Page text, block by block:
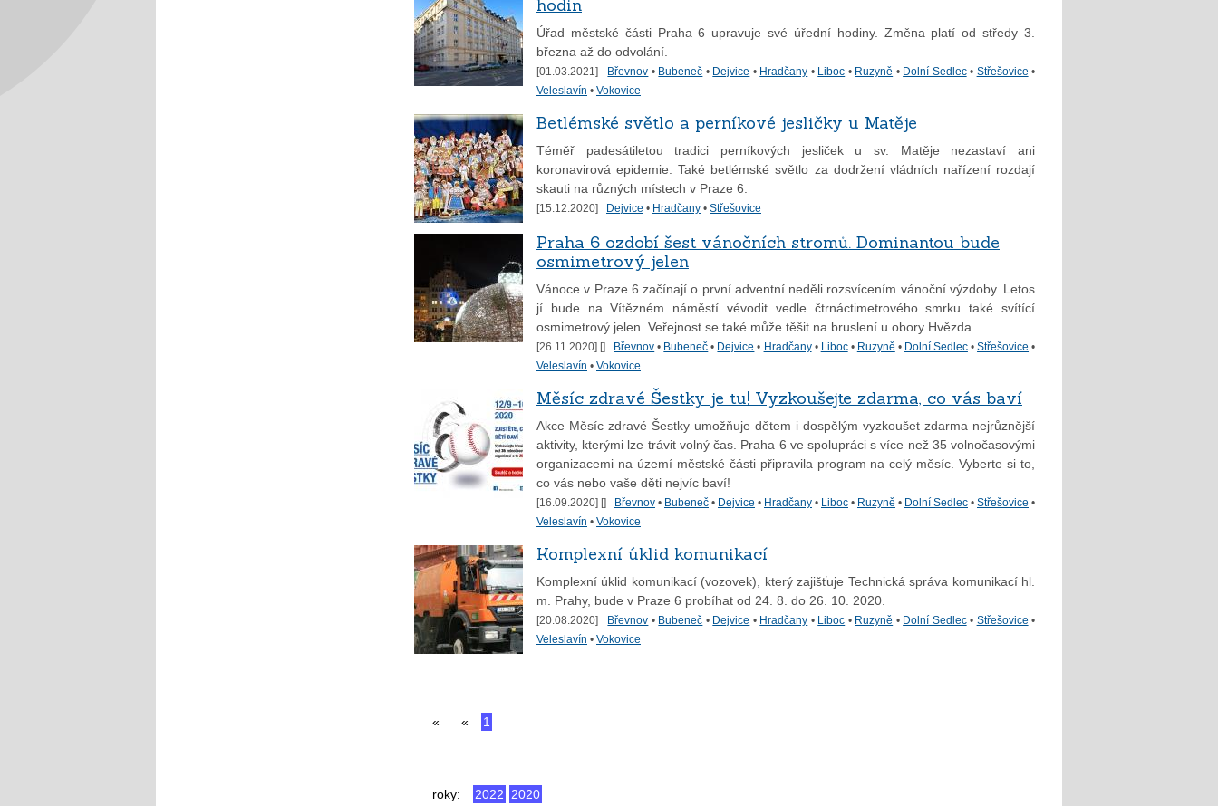
hodin
Úřad městské části Praha 6 upravuje své úřední hodiny. Změna platí od středy 3.
března až do odvolání.
[01.03.2021] Břevnov • Bubeneč • Dejvice • Hradčany • Liboc • Ruzyně • Dolní Sedlec• Střešovice •
Veleslavín • Vokovice
Betlémské světlo a perníkové jesličky u Matěje
Téměř padesátiletou tradici perníkových jesliček u sv. Matěje nezastaví ani
koronavirová epidemie. Také betlémské světlo za dodržení vládních nařízení rozdají
skauti na různých místech v Praze 6.
[15.12.2020] Dejvice • Hradčany • Střešovice
Praha 6 ozdobí šest vánočních stromů. Dominantou bude
osmimetrový jelen
Vánoce v Praze 6 začínají o první adventní neděli rozsvícením vánoční výzdoby. Letos
jí bude na Vítězném náměstí vévodit vedle čtrnáctimetrového smrku také svítící
osmimetrový jelen. Veřejnost se také může těšit na bruslení u obory Hvězda.
[26.11.2020] [] Břevnov • Bubeneč • Dejvice • Hradčany• Liboc• Ruzyně • Dolní Sedlec•Střešovice •
Veleslavín • Vokovice
Měsíc zdravé Šestky je tu! Vyzkoušejte zdarma, co vás baví
Akce Měsíc zdravé Šestky umožňuje dětem i dospělým vyzkoušet zdarma nejrůznější
aktivity, kterými lze trávit volný čas. Praha 6 ve spolupráci s více než 35 volnočasovými
organizacemi na území městské části připravila program na celý měsíc. Vyberte si to,
co vás nebo vaše děti nejvíc baví!
[16.09.2020] [] Břevnov • Bubeneč • Dejvice • Hradčany • Liboc • Ruzyně • Dolní Sedlec • Střešovice •
Veleslavín • Vokovice
Komplexní úklid komunikací
Komplexní úklid komunikací (vozovek), který zajišťuje Technická správa komunikací hl.
m. Prahy, bude v Praze 6 probíhat od 24. 8. do 26. 10. 2020.
[20.08.2020] Břevnov • Bubeneč • Dejvice • Hradčany • Liboc • Ruzyně • Dolní Sedlec• Střešovice •
Veleslavín • Vokovice
« « 1
roky: 2022 2020